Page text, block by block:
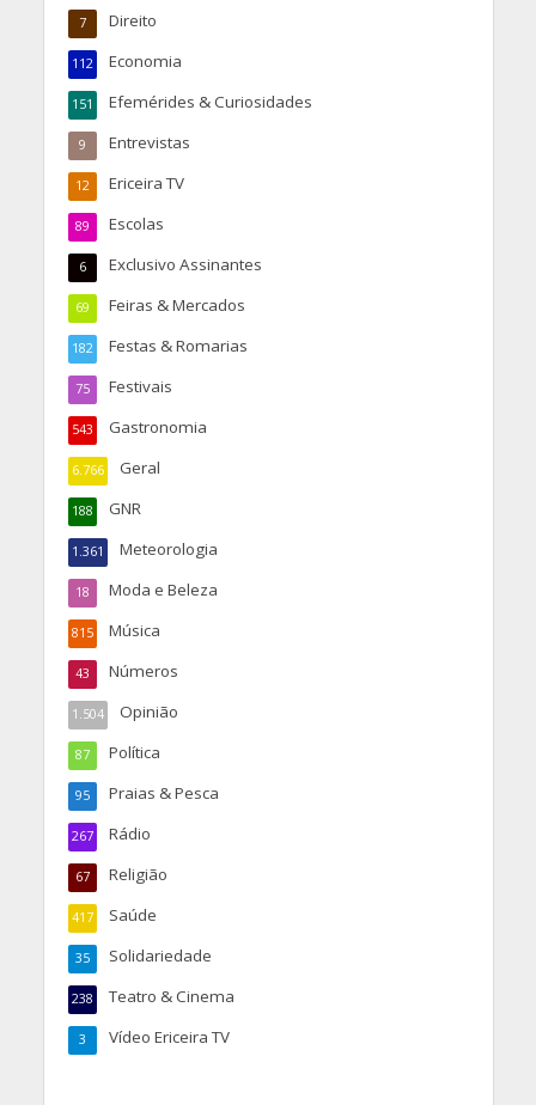
Direito
7
Economia
112
Efemérides & Curiosidades
151
Entrevistas
9
Ericeira TV
12
Escolas
89
Exclusivo Assinantes
6
Feiras & Mercados
69
Festas & Romarias
182
Festivais
75
Gastronomia
543
Geral
6.766
GNR
188
Meteorologia
1.361
Moda e Beleza
18
Música
815
Números
43
Opinião
1.504
Política
87
Praias & Pesca
95
Rádio
267
Religião
67
Saúde
417
Solidariedade
35
Teatro & Cinema
238
Vídeo Ericeira TV
3